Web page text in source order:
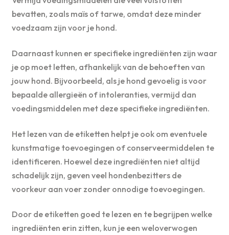
bevatten, zoals maïs of tarwe, omdat deze minder
voedzaam zijn voor je hond.
Daarnaast kunnen er specifieke ingrediënten zijn waar
je op moet letten, afhankelijk van de behoeften van
jouw hond. Bijvoorbeeld, als je hond gevoelig is voor
bepaalde allergieën of intoleranties, vermijd dan
voedingsmiddelen met deze specifieke ingrediënten.
Het lezen van de etiketten helpt je ook om eventuele
kunstmatige toevoegingen of conserveermiddelen te
identificeren. Hoewel deze ingrediënten niet altijd
schadelijk zijn, geven veel hondenbezitters de
voorkeur aan voer zonder onnodige toevoegingen.
Door de etiketten goed te lezen en te begrijpen welke
ingrediënten erin zitten, kun je een weloverwogen